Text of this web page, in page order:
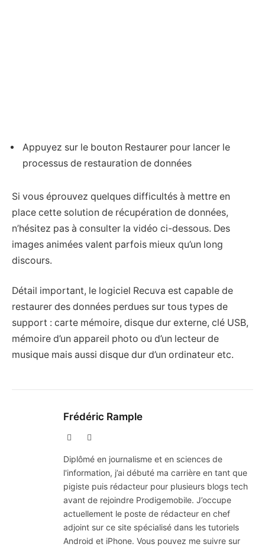
Appuyez sur le bouton Restaurer pour lancer le
processus de restauration de données
Si vous éprouvez quelques difficultés à mettre en
place cette solution de récupération de données,
n’hésitez pas à consulter la vidéo ci-dessous. Des
images animées valent parfois mieux qu’un long
discours.
Détail important, le logiciel Recuva est capable de
restaurer des données perdues sur tous types de
support : carte mémoire, disque dur externe, clé USB,
mémoire d’un appareil photo ou d’un lecteur de
musique mais aussi disque dur d’un ordinateur etc.
Frédéric Rample
Diplômé en journalisme et en sciences de
l'information, j’ai débuté ma carrière en tant que
pigiste puis rédacteur pour plusieurs blogs tech
avant de rejoindre Prodigemobile. J’occupe
actuellement le poste de rédacteur en chef
adjoint sur ce site spécialisé dans les tutoriels
Android et iPhone. Vous pouvez me suivre sur